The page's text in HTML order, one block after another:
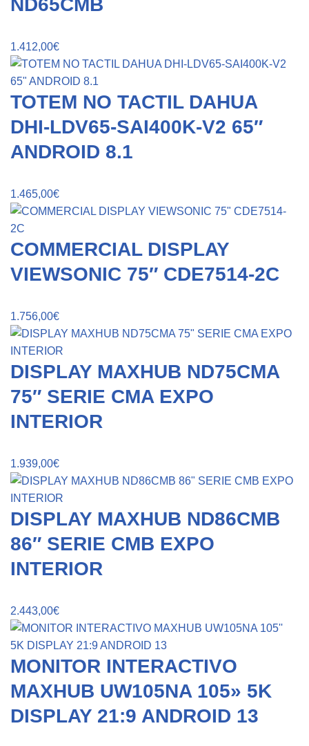
ND65CMB
1.412,00€
TOTEM NO TACTIL DAHUA
DHI-LDV65-SAI400K-V2 65″
ANDROID 8.1
1.465,00€
COMMERCIAL DISPLAY
VIEWSONIC 75″ CDE7514-2C
1.756,00€
DISPLAY MAXHUB ND75CMA
75″ SERIE CMA EXPO
INTERIOR
1.939,00€
DISPLAY MAXHUB ND86CMB
86″ SERIE CMB EXPO
INTERIOR
2.443,00€
MONITOR INTERACTIVO
MAXHUB UW105NA 105» 5K
DISPLAY 21:9 ANDROID 13